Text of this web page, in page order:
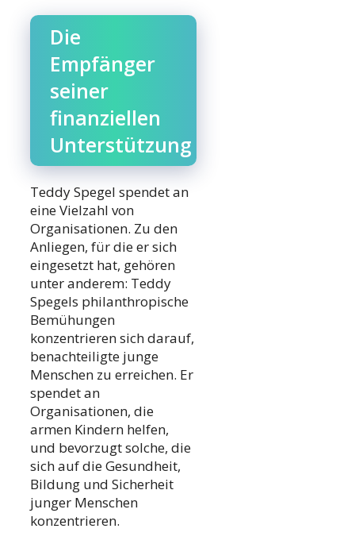
Die
Empfänger
seiner
finanziellen
Unterstützung
Teddy Spegel spendet an
eine Vielzahl von
Organisationen. Zu den
Anliegen, für die er sich
eingesetzt hat, gehören
unter anderem: Teddy
Spegels philanthropische
Bemühungen
konzentrieren sich darauf,
benachteiligte junge
Menschen zu erreichen. Er
spendet an
Organisationen, die
armen Kindern helfen,
und bevorzugt solche, die
sich auf die Gesundheit,
Bildung und Sicherheit
junger Menschen
konzentrieren.